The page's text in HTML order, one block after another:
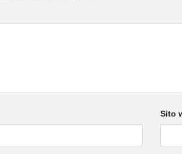
Sito